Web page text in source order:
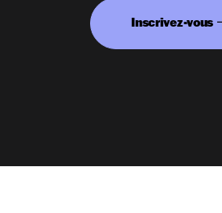
Inscrivez-vous